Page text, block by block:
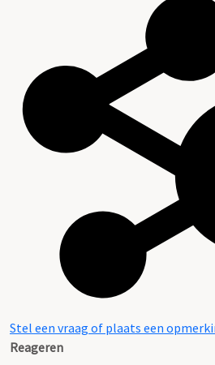
Stel een vraag of plaats een
Reageren